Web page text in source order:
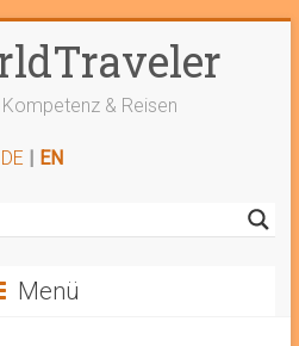
& Reisen
DE | EN
Menü